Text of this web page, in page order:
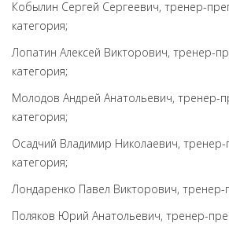
Кобылин Сергей Сергеевич, тренер-
категория;
Лопатин Алексей Викторович, тренер-
категория;
Молодов Андрей Анатольевич, тренер-
категория;
Осадчий Владимир Николаевич, тренер-
категория;
Лондаренко Павел Викторович, тренер-
Поляков Юрий Анатольевич, тренер-